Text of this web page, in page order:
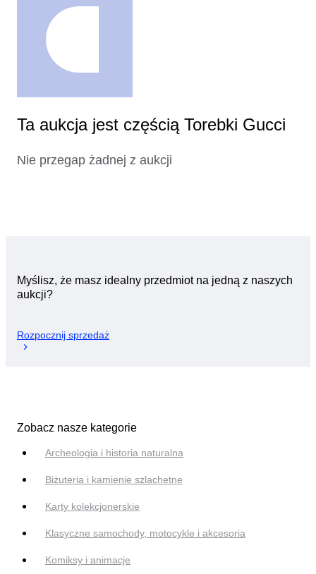
Ta aukcja jest częścią Torebki Gucci
Nie przegap żadnej z aukcji
Myślisz, że masz idealny przedmiot na jedną z naszych
aukcji?
Rozpocznij sprzedaż
Zobacz nasze kategorie
Archeologia i historia naturalna
Biżuteria i kamienie szlachetne
Karty kolekcjonerskie
Klasyczne samochody, motocykle i akcesoria
Komiksy i animacje